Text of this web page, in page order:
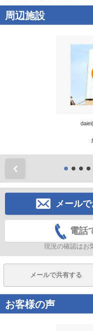
周辺施設
メール
電話
現況の確認はお
メールで共有する
お客様の声